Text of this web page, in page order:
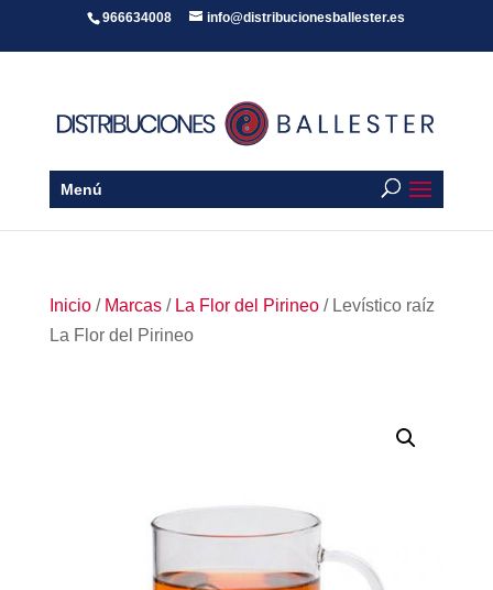
966634008 info@distribucionesballester.es
Menú
Inicio/ Marcas/ La Flor del Pirineo/ Levístico raíz
La Flor del Pirineo